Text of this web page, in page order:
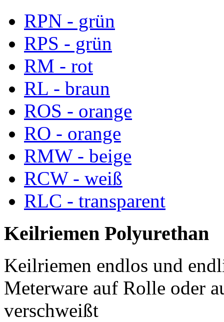
RPN - grün
RPS - grün
RM - rot
RL - braun
ROS - orange
RO - orange
RMW - beige
RCW - weiß
RLC - transparent
Keilriemen Polyurethan
Keilriemen endlos und
Meterware auf Rolle oder
verschweißt